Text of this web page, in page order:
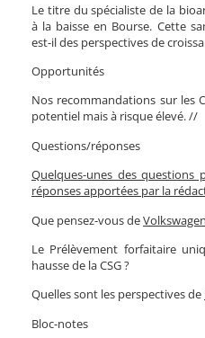
Le titre du spécialiste de la
à la baisse en Bourse. Cette
est-il des perspectives de
Opportunités
Nos recommandations sur les
potentiel mais à risque élevé. //
Questions/réponses
Quelques-unes des questions
réponses apportées par la
Que pensez-vous deVolkswagen
Le Prélèvement forfaitaire
hausse de la CSG ?
Quelles sont les perspectives de
Bloc-notes